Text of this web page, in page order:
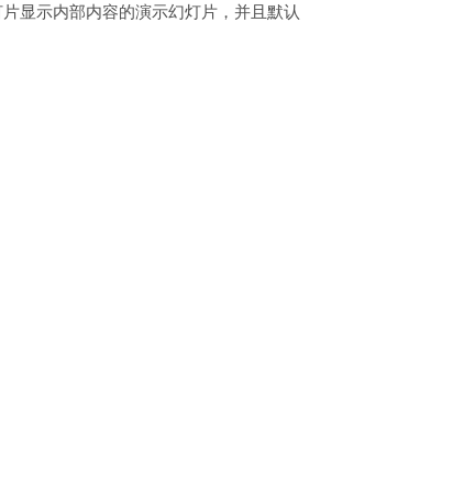
显示内部内容的演示幻灯片，并且默认